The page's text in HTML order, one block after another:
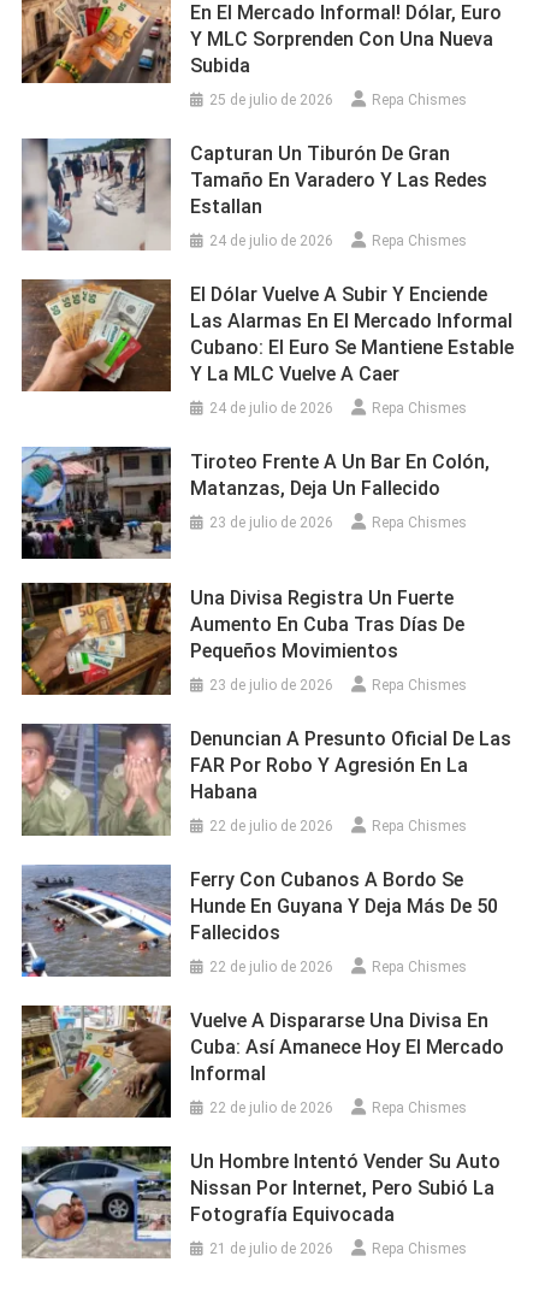
En El Mercado Informal! Dólar, Euro
Y MLC Sorprenden Con Una Nueva
Subida
25 de julio de 2026 Repa Chismes
Capturan Un Tiburón De Gran
Tamaño En Varadero Y Las Redes
Estallan
24 de julio de 2026 Repa Chismes
El Dólar Vuelve A Subir Y Enciende
Las Alarmas En El Mercado Informal
Cubano: El Euro Se Mantiene Estable
Y La MLC Vuelve A Caer
24 de julio de 2026 Repa Chismes
Tiroteo Frente A Un Bar En Colón,
Matanzas, Deja Un Fallecido
23 de julio de 2026 Repa Chismes
Una Divisa Registra Un Fuerte
Aumento En Cuba Tras Días De
Pequeños Movimientos
23 de julio de 2026 Repa Chismes
Denuncian A Presunto Oficial De Las
FAR Por Robo Y Agresión En La
Habana
22 de julio de 2026 Repa Chismes
Ferry Con Cubanos A Bordo Se
Hunde En Guyana Y Deja Más De 50
Fallecidos
22 de julio de 2026 Repa Chismes
Vuelve A Dispararse Una Divisa En
Cuba: Así Amanece Hoy El Mercado
Informal
22 de julio de 2026 Repa Chismes
Un Hombre Intentó Vender Su Auto
Nissan Por Internet, Pero Subió La
Fotografía Equivocada
21 de julio de 2026 Repa Chismes